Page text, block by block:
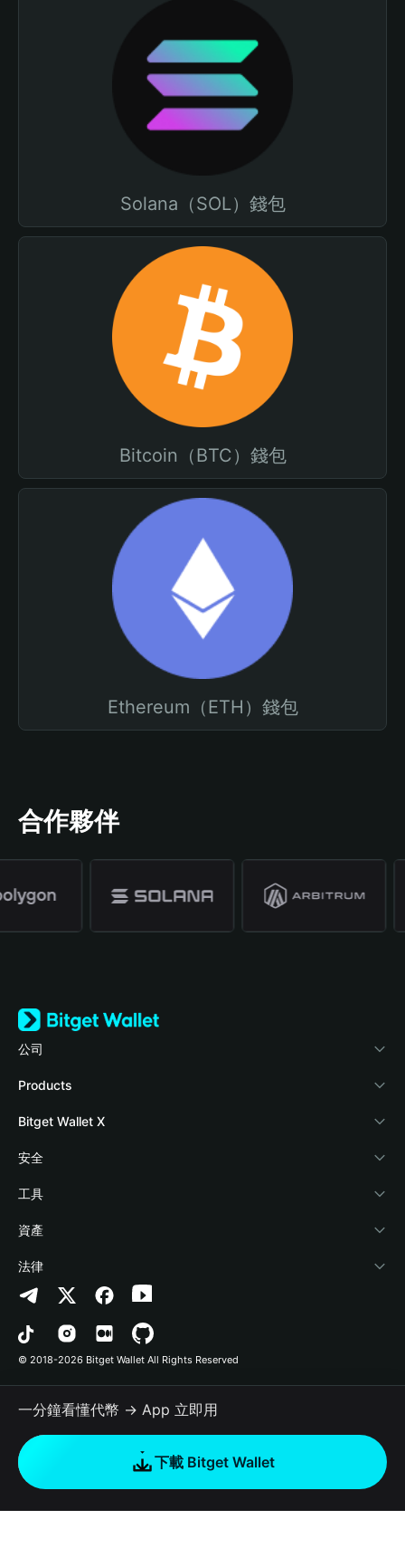
Solana（SOL）錢包
Bitcoin（BTC）錢包
Ethereum（ETH）錢包
合作夥伴
公司
關於 Bitget Wallet
部落格
學院
加密資訊
幫助中心
‌聯繫我們
品牌資源
工作機會
Products
Crypto Card
Stablecoin Earn
Payfi Crypto
Crypto Swap API
Altcoin Season Index
Prediction Markets
DApp
RWA
如何購買加密貨幣
Bitget Wallet X
開發者文件
連接錢包
Bitget Wallet Pay
合作上架
安全
風險保障基金
安全防護技術
工具
快捷買幣
授權檢測
合約檢測
批次轉帳
資產
Arbitrum
Avalanche
Bitcoin
Polygon
法律
隱私協議
用戶使用協議
© 2018-2026 Bitget Wallet All Rights Reserved
一分鐘看懂代幣 → App 立即用
下載 Bitget Wallet